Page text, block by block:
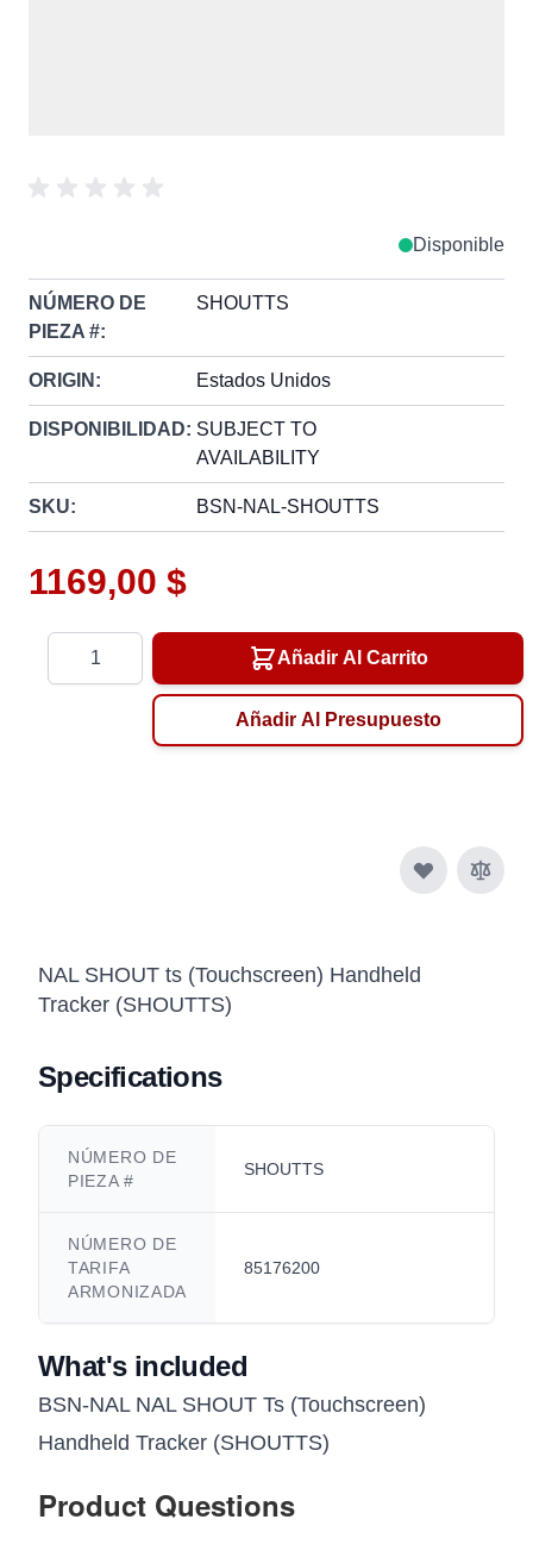
Disponible
NÚMERO DE
PIEZA #:
SHOUTTS
ORIGIN: Estados Unidos
DISPONIBILIDAD: SUBJECT TO
AVAILABILITY
SKU: BSN-NAL-SHOUTTS
1169,00 $
Añadir Al Carrito
Añadir Al Presupuesto
NAL SHOUT ts (Touchscreen) Handheld
Tracker (SHOUTTS)
Specifications
NÚMERO DE
PIEZA #
SHOUTTS
NÚMERO DE
TARIFA
ARMONIZADA
85176200
What's included
BSN-NAL NAL SHOUT Ts (Touchscreen)
Handheld Tracker (SHOUTTS)
Product Questions